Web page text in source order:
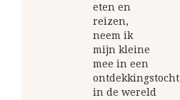
eten en
reizen,
neem ik
mijn kleine
mee in een
ontdekkingstocht
in de wereld